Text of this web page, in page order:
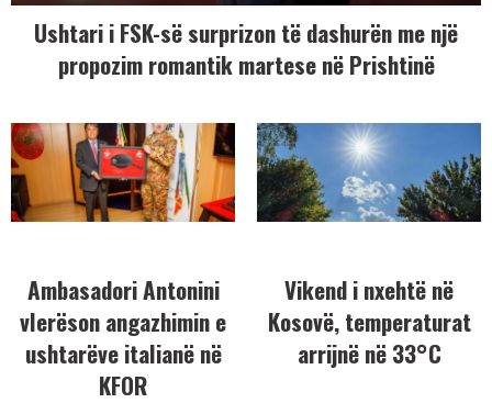
Ushtari i FSK-së surprizon të dashurën me një
propozim romantik martese në Prishtinë
Ambasadori Antonini
vlerëson angazhimin e
ushtarëve italianë në
KFOR
Vikend i nxehtë në
Kosovë, temperaturat
arrijnë në 33°C